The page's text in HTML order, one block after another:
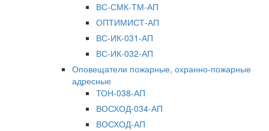
ВС-СМК-ТМ-АП
ОПТИМИСТ-АП
ВС-ИК-031-АП
ВС-ИК-032-АП
Оповещатели пожарные, охранно-пожарные
адресные
ТОН-038-АП
ВОСХОД-034-АП
ВОСХОД-АП